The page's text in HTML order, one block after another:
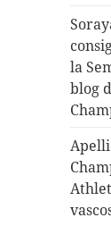
la
blog